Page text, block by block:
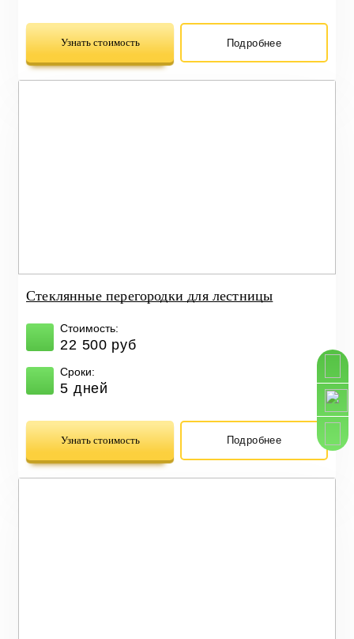
Узнать стоимость Подробнее
Стеклянные перегородки для лестницы
Стоимость:
22 500 руб
Сроки:
5 дней
Узнать стоимость Подробнее